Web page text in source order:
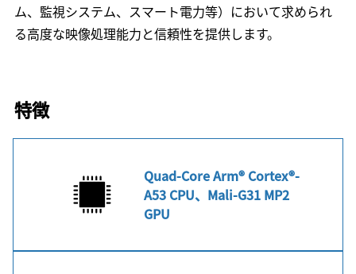
ム、監視システム、スマート電力等）において求められ
る高度な映像処理能力と信頼性を提供します。
特徴
Quad-Core Arm® Cortex®-
A53 CPU、Mali-G31 MP2
GPU